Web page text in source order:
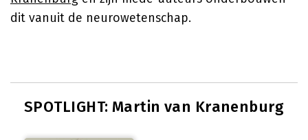
dit vanuit de neurowetenschap.
SPOTLIGHT: Martin van Kranenburg